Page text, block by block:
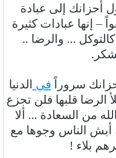
أحزانك إلى عبادة
– إنها عبادات كثيرة
... والرضا ..
سروراً في
الدنيا
الرضا قلبها فلن تجزع
من السعادة ... ألا
أبش الناس وجوها مع
بلاء !